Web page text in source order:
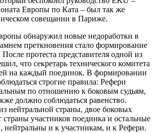
Европы по Ката – был так же
совещании в Париже.
обнаружил новые недоработки в
преткновения стало формирование
протеста представителя одной из
что секретарь технического комитета
на каждый поединок. В формировании
строгие правила: Рефери
по отношению к боковым судьям,
должно соблюдаться равенство.
нейтральной страны, двое боковых
страны участников поединка и остальные
нейтральны и к участникам, и к Рефери.